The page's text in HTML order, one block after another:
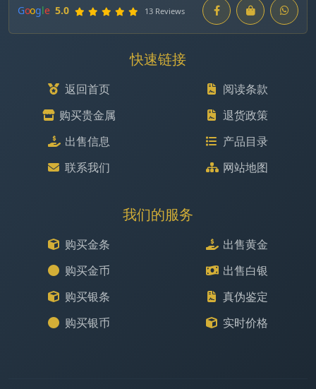
Google 5.0 13 Reviews
快速链接
返回首页
购买贵金属
出售信息
联系我们
阅读条款
退货政策
产品目录
网站地图
我们的服务
购买金条
购买金币
购买银条
购买银币
出售黄金
出售白银
真伪鉴定
实时价格